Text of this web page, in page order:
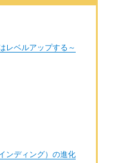
レベルアップする～
ンディング）の進化